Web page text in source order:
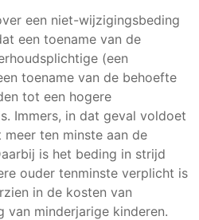
een niet-wijzigingsbeding
een toename van de
(een
toename van de behoefte
tot een hogere
Immers, in dat geval voldoet
ten minste aan de
is het beding in strijd
ouder tenminste verplicht is
in de kosten van
minderjarige kinderen.